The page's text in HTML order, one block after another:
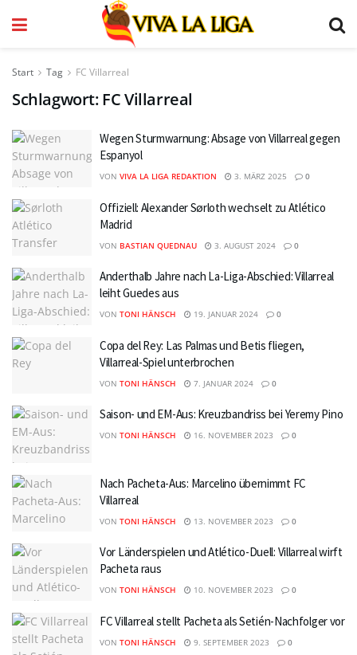
Start Tag FC Villarreal
Schlagwort:FC Villarreal
Wegen Sturmwarnung: Absage von Villarreal gegen
Espanyol
VON VIVA LA LIGA REDAKTION 3. MÄRZ 2025 0
Offiziell: Alexander Sørloth wechselt zu Atlético
Madrid
VON BASTIAN QUEDNAU 3. AUGUST 2024 0
Anderthalb Jahre nach La-Liga-Abschied: Villarreal
leiht Guedes aus
VON TONI HÄNSCH 19. JANUAR 2024 0
Copa del Rey: Las Palmas und Betis fliegen,
Villarreal-Spiel unterbrochen
VON TONI HÄNSCH 7. JANUAR 2024 0
Saison- und EM-Aus: Kreuzbandriss bei Yeremy Pino
VON TONI HÄNSCH 16. NOVEMBER 2023 0
Nach Pacheta-Aus: Marcelino übernimmt FC
Villarreal
VON TONI HÄNSCH 13. NOVEMBER 2023 0
Vor Länderspielen und Atlético-Duell: Villarreal wirft
Pacheta raus
VON TONI HÄNSCH 10. NOVEMBER 2023 0
FC Villarreal stellt Pacheta als Setién-Nachfolger vor
VON TONI HÄNSCH 9. SEPTEMBER 2023 0